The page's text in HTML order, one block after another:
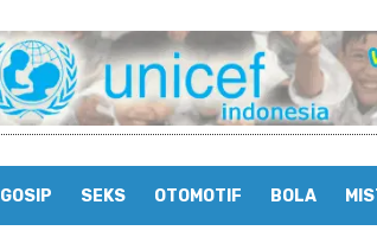
GOSIP SEKS OTOMOTIF BOLA